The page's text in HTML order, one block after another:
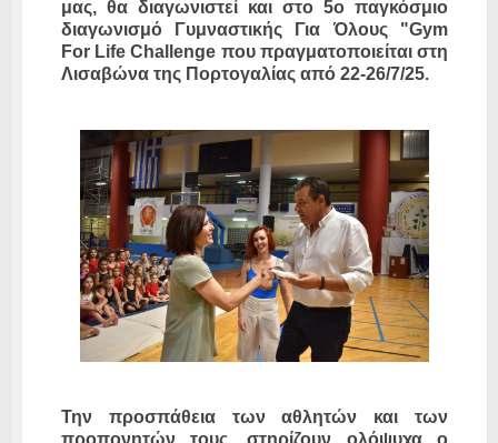
μας, θα διαγωνιστεί και στο 5ο παγκόσμιο
διαγωνισμό Γυμναστικής Για Όλους "Gym
For Life Challenge που πραγματοποιείται στη
Λισαβώνα της Πορτογαλίας από 22-26/7/25.
Την προσπάθεια των αθλητών και των
προπονητών τους, στηρίζουν ολόψυχα ο